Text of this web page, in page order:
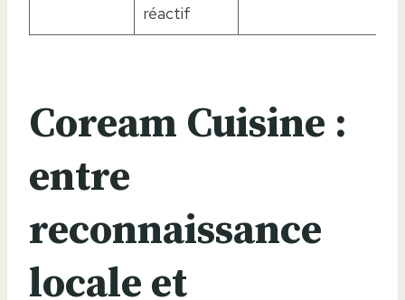
réactif
Coream Cuisine :
entre
reconnaissance
locale et